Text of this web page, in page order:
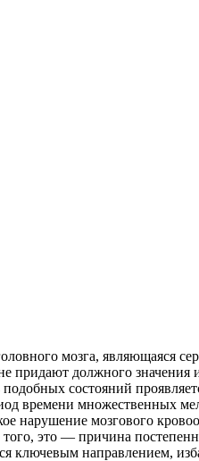
мозга, являющаяся
придают должного
состояний
времени множественных
нарушение мозгового
того, это — причина
ключевым направлением,